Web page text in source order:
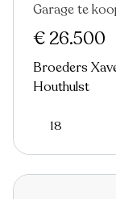
Nieuw
Garage te
€ 26.500
Broeders
Houthulst
18